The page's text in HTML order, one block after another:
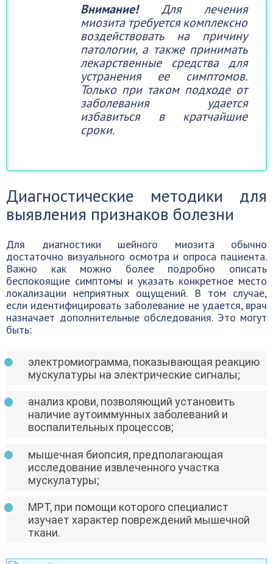
Внимание!Для лечения
миозита требуется комплексно
воздействовать на причину
патологии, а также принимать
лекарственные средства для
устранения ее симптомов.
Только при таком подходе от
заболевания удается
избавиться в кратчайшие
сроки.
Диагностические методики для
выявления признаков болезни
Для диагностики шейного миозита обычно
достаточно визуального осмотра и опроса пациента.
Важно как можно более подробно описать
беспокоящие симптомы и указать конкретное место
локализации неприятных ощущений. В том случае,
если идентифицировать заболевание не удается, врач
назначает дополнительные обследования. Это могут
быть:
электромиограмма, показывающая реакцию
мускулатуры на электрические сигналы;
анализ крови, позволяющий установить
наличие аутоиммунных заболеваний и
воспалительных процессов;
мышечная биопсия, предполагающая
исследование извлеченного участка
мускулатуры;
МРТ, при помощи которого специалист
изучает характер повреждений мышечной
ткани.